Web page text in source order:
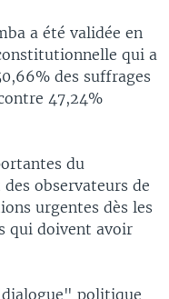
a été validée en
qui a
des suffrages
47,24%
du
observateurs de
urgentes dès les
qui doivent avoir
politique